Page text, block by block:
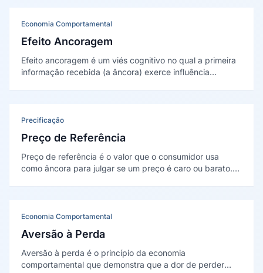
Economia Comportamental
Efeito Ancoragem
Efeito ancoragem é um viés cognitivo no qual a primeira
informação recebida (a âncora) exerce influência
Precificação
Preço de Referência
Preço de referência é o valor que o consumidor usa
como âncora para julgar se um preço é caro ou barato.
Economia Comportamental
Aversão à Perda
Aversão à perda é o princípio da economia
comportamental que demonstra que a dor de perder